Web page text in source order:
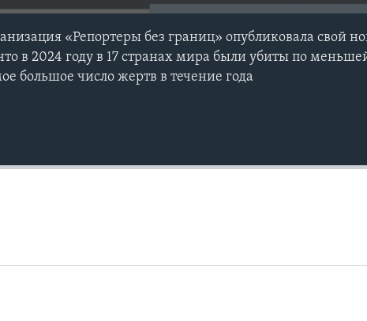
«Репортеры без границ» опубликовала свой
в 2024 году в 17 странах мира были убиты по
большое число жертв в течение года